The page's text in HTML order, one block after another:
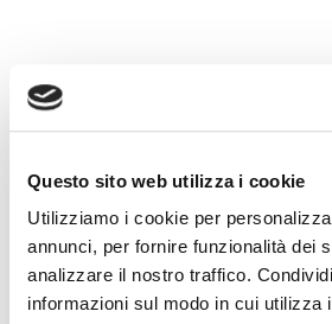
Questo sito web utilizza i cookie
Utilizziamo i cookie per
annunci, per fornire funzionalità dei
analizzare il nostro traffico.
informazioni sul modo in cui utilizza